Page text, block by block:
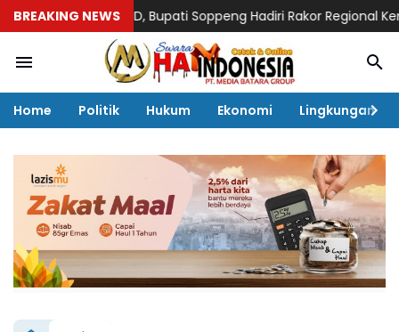
BREAKING NEWS
BLUD, Bupati Soppeng Hadiri Rakor Regional Kemendagri di
Home Politik Hukum Ekonomi Lingkungan